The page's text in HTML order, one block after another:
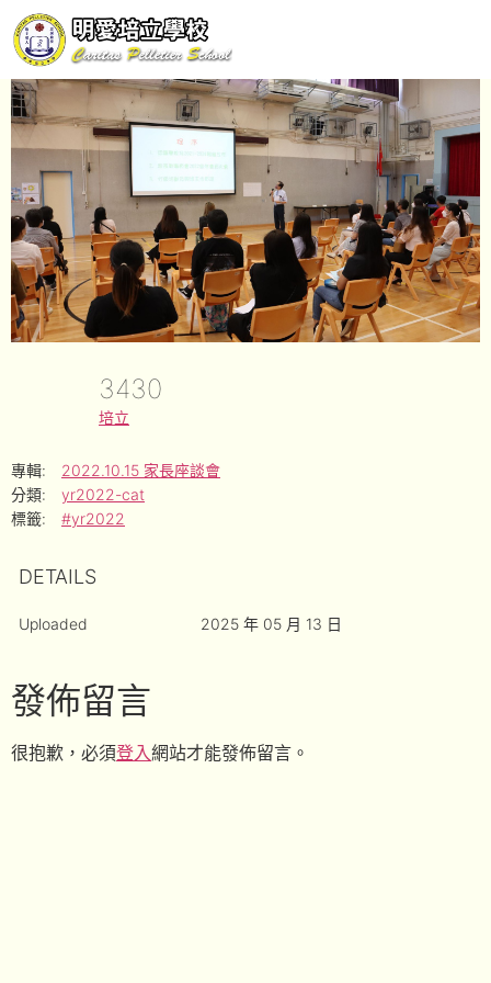
3430
培立
專輯:
2022.10.15 家長座談會
分類:
yr2022-cat
標籤:
#yr2022
DETAILS
Uploaded 2025 年 05 月 13 日
發佈留言
很抱歉，必須登入網站才能發佈留言。